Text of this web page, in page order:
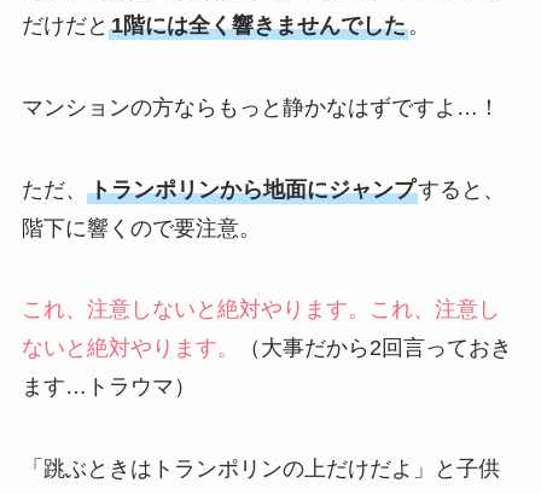
だけだと 1階には全く響きませんでした。
マンションの方ならもっと静かなはずですよ…！
ただ、 トランポリンから地面にジャンプすると、
階下に響くので要注意。
これ、注意しないと絶対やります。これ、注意し
ないと絶対やります。
（大事だから2回言っておき
ます…トラウマ）
「跳ぶときはトランポリンの上だけだよ」と子供